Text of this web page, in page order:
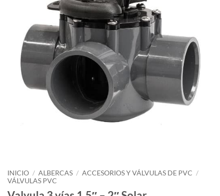
INICIO / ALBERCAS / ACCESORIOS Y VÁLVULAS DE PVC /
VÁLVULAS PVC